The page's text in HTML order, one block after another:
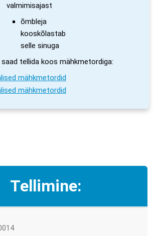
valmimisajast
õmbleja
kooskõlastab
selle sinuga
saad tellida koos mähkmetordiga:
mähkmetordid
mähkmetordid
Tellimine: